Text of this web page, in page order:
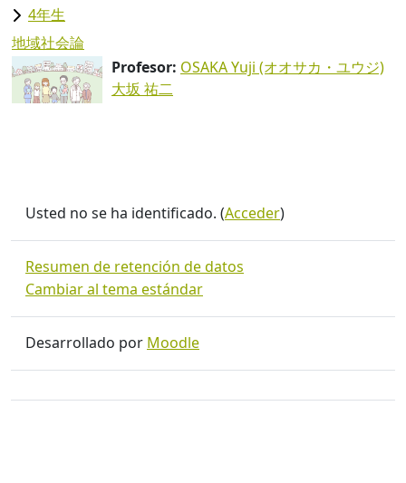
4年生
地域社会論
Profesor: OSAKA Yuji (オオサカ・ユウジ)
大坂 祐二
Usted no se ha identificado. (Acceder)
Resumen de retención de datos
Cambiar al tema estándar
Desarrollado por Moodle